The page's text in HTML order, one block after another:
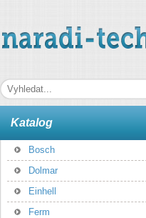
naradi-technika.cz
Katalog
Bosch
Dolmar
Einhell
Ferm
Hledaná fráze